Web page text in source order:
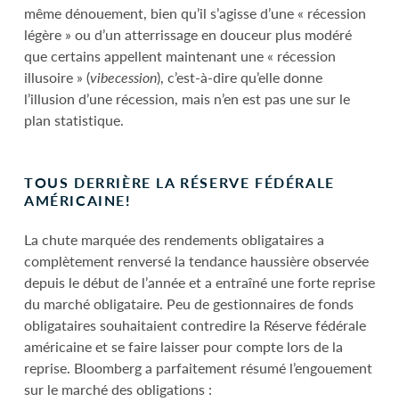
même dénouement, bien qu’il s’agisse d’une « récession
légère » ou d’un atterrissage en douceur plus modéré
que certains appellent maintenant une « récession
illusoire » (vibecession), c’est-à-dire qu’elle donne
l’illusion d’une récession, mais n’en est pas une sur le
plan statistique.
TOUS DERRIÈRE LA RÉSERVE FÉDÉRALE
AMÉRICAINE!
La chute marquée des rendements obligataires a
complètement renversé la tendance haussière observée
depuis le début de l’année et a entraîné une forte reprise
du marché obligataire. Peu de gestionnaires de fonds
obligataires souhaitaient contredire la Réserve fédérale
américaine et se faire laisser pour compte lors de la
reprise. Bloomberg a parfaitement résumé l’engouement
sur le marché des obligations :